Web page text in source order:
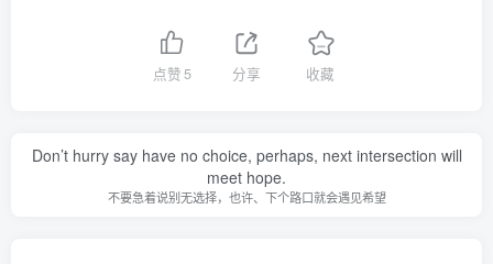
点赞 5 分享 收藏
Don’t hurry say have no choice, perhaps, next intersection will
meet hope.
不要急着说别无选择，也许、下个路口就会遇见希望